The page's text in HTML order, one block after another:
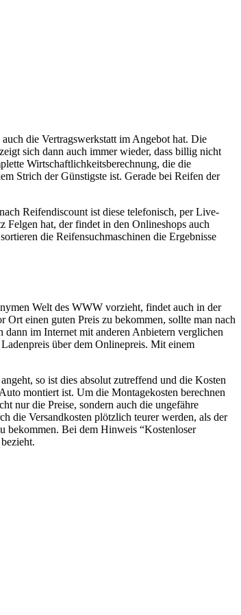
die Vertragswerkstatt im Angebot hat. Die
sich dann auch immer wieder, dass billig nicht
Wirtschaftlichkeitsberechnung, die die
Strich der Günstigste ist. Gerade bei Reifen der
Reifendiscount ist diese telefonisch, per Live-
Felgen hat, der findet in den Onlineshops auch
die Reifensuchmaschinen die Ergebnisse
Welt des WWW vorzieht, findet auch in der
einen guten Preis zu bekommen, sollte man nach
dann im Internet mit anderen Anbietern verglichen
über dem Onlinepreis. Mit einem
so ist dies absolut zutreffend und die Kosten
montiert ist. Um die Montagekosten berechnen
nur die Preise, sondern auch die ungefähre
die Versandkosten plötzlich teurer werden, als der
bekommen. Bei dem Hinweis “Kostenloser